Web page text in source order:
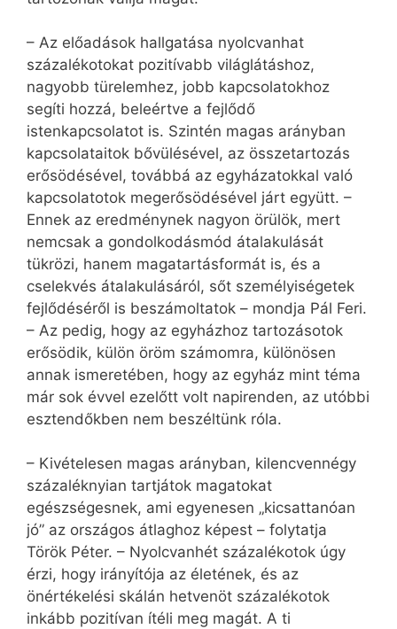
– Az előadások hallgatása nyolcvanhat
százalékotokat pozitívabb világlátáshoz,
nagyobb türelemhez, jobb kapcsolatokhoz
segíti hozzá, beleértve a fejlődő
istenkapcsolatot is. Szintén magas arányban
kapcsolataitok bővülésével, az összetartozás
erősödésével, továbbá az egyházatokkal való
kapcsolatotok megerősödésével járt együtt. –
Ennek az eredménynek nagyon örülök, mert
nemcsak a gondolkodásmód átalakulását
tükrözi, hanem magatartásformát is, és a
cselekvés átalakulásáról, sőt személyiségetek
fejlődéséről is beszámoltatok – mondja Pál Feri.
– Az pedig, hogy az egyházhoz tartozásotok
erősödik, külön öröm számomra, különösen
annak ismeretében, hogy az egyház mint téma
már sok évvel ezelőtt volt napirenden, az utóbbi
esztendőkben nem beszéltünk róla.
– Kivételesen magas arányban, kilencvennégy
százaléknyian tartjátok magatokat
egészségesnek, ami egyenesen „kicsattanóan
jó” az országos átlaghoz képest – folytatja
Török Péter. – Nyolcvanhét százalékotok úgy
érzi, hogy irányítója az életének, és az
önértékelési skálán hetvenöt százalékotok
inkább pozitívan ítéli meg magát. A ti